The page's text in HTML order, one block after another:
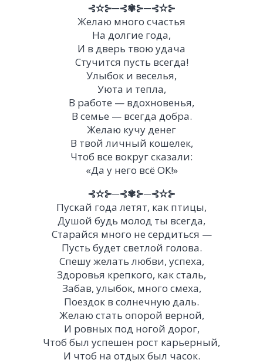
⊰✫⊱─⊰✾⊱─⊰✫⊱
Желаю много счастья
На долгие года,
И в дверь твою удача
Стучится пусть всегда!
Улыбок и веселья,
Уюта и тепла,
В работе — вдохновенья,
В семье — всегда добра.
Желаю кучу денег
В твой личный кошелек,
Чтоб все вокруг сказали:
«Да у него всё ОК!»
⊰✫⊱─⊰✾⊱─⊰✫⊱
Пускай года летят, как птицы,
Душой будь молод ты всегда,
Старайся много не сердиться —
Пусть будет светлой голова.
Спешу желать любви, успеха,
Здоровья крепкого, как сталь,
Забав, улыбок, много смеха,
Поездок в солнечную даль.
Желаю стать опорой верной,
И ровных под ногой дорог,
Чтоб был успешен рост карьерный,
И чтоб на отдых был часок.